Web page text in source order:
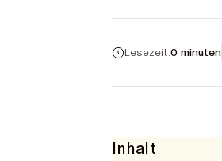
Lesezeit:0 minuten
Inhalt